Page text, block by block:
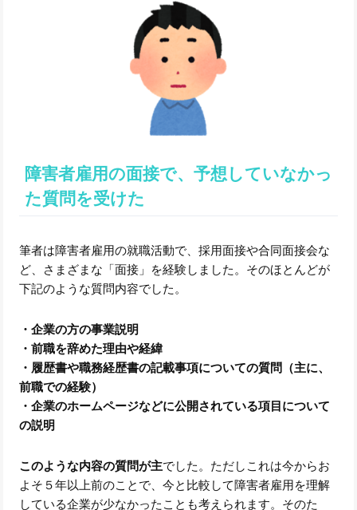
障害者雇用の面接で、予想していなかっ
た質問を受けた
筆者は障害者雇用の就職活動で、採用面接や合同面接会な
ど、さまざまな「面接」を経験しました。そのほとんどが
下記のような質問内容でした。
・企業の方の事業説明
・前職を辞めた理由や経緯
・履歴書や職務経歴書の記載事項についての質問（主に、
前職での経験）
・企業のホームページなどに公開されている項目について
の説明
このような内容の質問が主でした。ただしこれは今からお
よそ５年以上前のことで、今と比較して障害者雇用を理解
している企業が少なかったことも考えられます。そのた